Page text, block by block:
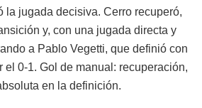
la jugada decisiva. Cerro recuperó,
y, con una jugada directa y
a Pablo Vegetti, que definió con
el 0-1. Gol de manual: recuperación,
en la definición.